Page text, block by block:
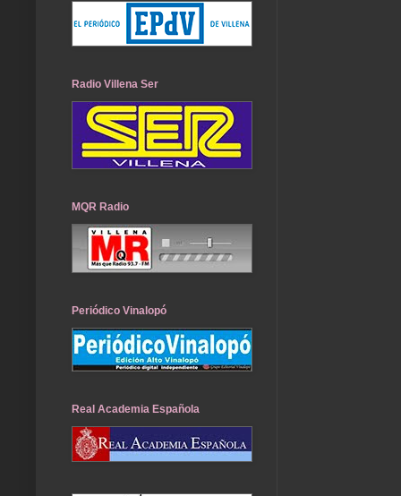
Radio Villena Ser
MQR Radio
Periódico Vinalopó
Real Academia Española